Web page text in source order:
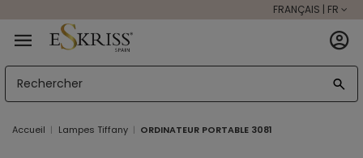
FRANÇAIS | FR
Accueil Lampes Tiffany ORDINATEUR PORTABLE 3081